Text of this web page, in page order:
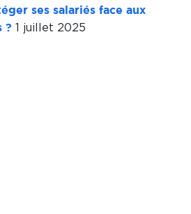
ses salariés face aux
? 1 juillet 2025